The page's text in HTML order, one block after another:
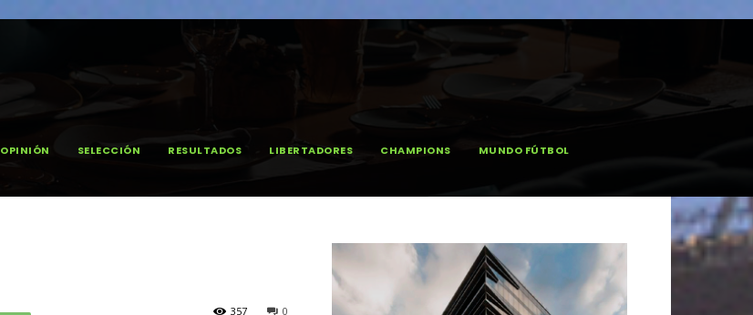
OPINIÓN SELECCIÓN RESULTADOS LIBERTADORES CHAMPIONS MUNDO FÚTBOL
0
357